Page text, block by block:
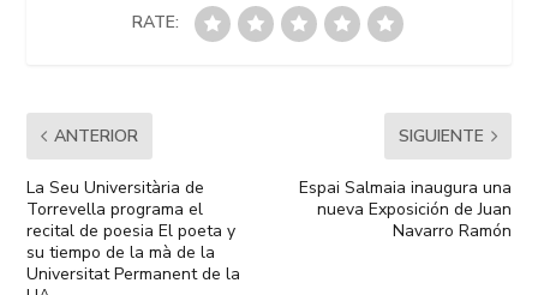
RATE:
ANTERIOR
La Seu Universitària de
Torrevella programa el
recital de poesia El poeta y
su tiempo de la mà de la
Universitat Permanent de la
SIGUIENTE
Espai Salmaia inaugura una
nueva Exposición de Juan
Navarro Ramón